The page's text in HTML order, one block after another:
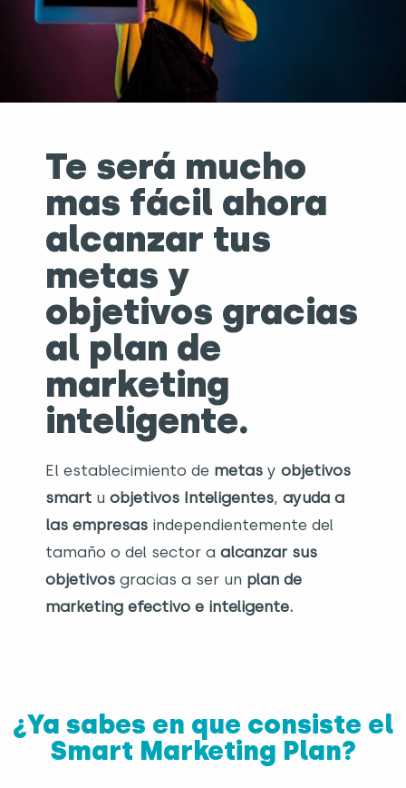
Te será mucho
mas fácil ahora
alcanzar tus
metas y
objetivos gracias
al plan de
marketing
inteligente.
El establecimiento de metas y objetivos
smart u objetivos Inteligentes, ayuda a
las empresas independientemente del
tamaño o del sector a alcanzar sus
objetivos gracias a ser un plan de
marketing efectivo e inteligente.
¿Ya sabes en que consiste el
Smart Marketing Plan?